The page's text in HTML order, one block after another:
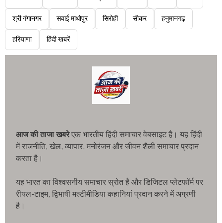
श्री गंगानगर सवाई माधोपुर सिरोही सीकर हनुमानगढ़
हरियाणा हिंदी खबरें
आज की ताजा खबरेएक भारतीय हिंदी समाचार वेबसाइट है। यह हिंदी
में राजनीति, खेल, व्यापार, मनोरंजन और जीवन शैली समाचार प्रदान
करता है।
यह भारत का विश्वसनीय समाचार स्रोत है और डिजिटल प्लेटफॉर्म पर
रीयल-टाइम, द्विभाषी मल्टीमीडिया कहानियां प्रदान करने में अग्रणी
है।